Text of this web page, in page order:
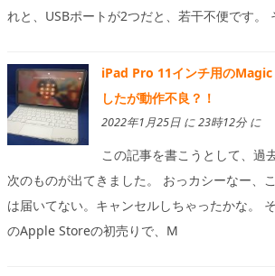
れと、USBポートが2つだと、若干不便です。
iPad Pro 11インチ用の
したが動作不良？！
2022年1月25日 に 23時12分 に
この記事を書こうとして、過
次のものが出てきました。 おっカシーなー、
は届いてない。キャンセルしちゃったかな。
のApple Storeの初売りで、M